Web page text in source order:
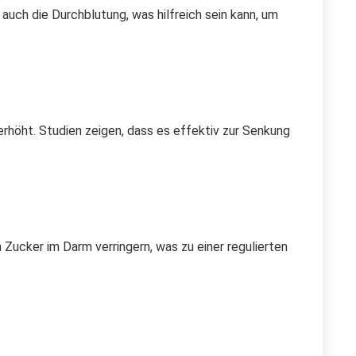
die Durchblutung, was hilfreich sein kann, um
Studien zeigen, dass es effektiv zur Senkung
im Darm verringern, was zu einer regulierten